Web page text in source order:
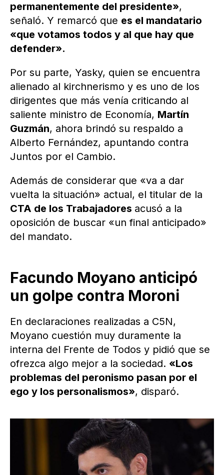
permanentemente del presidente»,
señaló. Y remarcó que es el mandatario
«que votamos todos y al que hay que
defender».
Por su parte, Yasky, quien se encuentra
alienado al kirchnerismo y es uno de los
dirigentes que más venía criticando al
saliente ministro de Economía, Martín
Guzmán, ahora brindó su respaldo a
Alberto Fernández, apuntando contra
Juntos por el Cambio.
Además de considerar que «va a dar
vuelta la situación» actual, el titular de la
CTA de los Trabajadores acusó a la
oposición de buscar «un final anticipado»
del mandato.
Facundo Moyano anticipó
un golpe contra Moroni
En declaraciones realizadas a C5N,
Moyano cuestión muy duramente la
interna del Frente de Todos y pidió que se
ofrezca algo mejor a la sociedad. «Los
problemas del peronismo pasan por el
ego y los personalismos», disparó.